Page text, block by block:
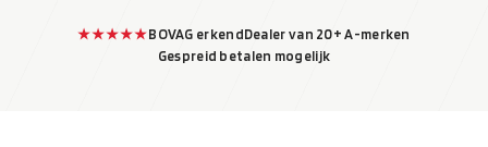
★★★★★BOVAG erkendDealer van 20+ A-merken
Gespreid betalen mogelijk